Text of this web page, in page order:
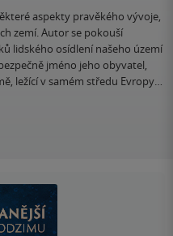
aspekty pravěkého vývoje,
zemí. Autor se pokouší
lidského osídlení našeho území
jméno jeho obyvatel,
ležící v samém středu Evropy…